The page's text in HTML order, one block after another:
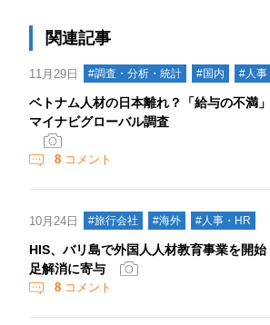
関連記事
11月29日 #調査・分析・統計 #国内 #人事
ベトナム人材の日本離れ？「給与の不満
マイナビグローバル調査
8 コメント
10月24日 #旅行会社 #海外 #人事・HR
HIS、バリ島で外国人人材教育事業を開
足解消に寄与
8 コメント